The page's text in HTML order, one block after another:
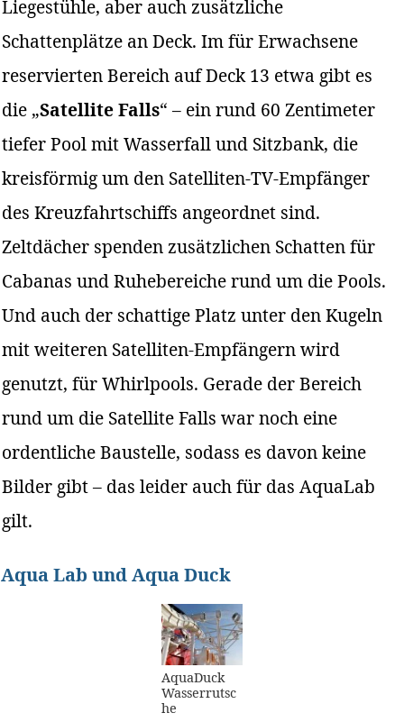
Liegestühle, aber auch zusätzliche
Schattenplätze an Deck. Im für Erwachsene
reservierten Bereich auf Deck 13 etwa gibt es
die „Satellite Falls“ – ein rund 60 Zentimeter
tiefer Pool mit Wasserfall und Sitzbank, die
kreisförmig um den Satelliten-TV-Empfänger
des Kreuzfahrtschiffs angeordnet sind.
Zeltdächer spenden zusätzlichen Schatten für
Cabanas und Ruhebereiche rund um die Pools.
Und auch der schattige Platz unter den Kugeln
mit weiteren Satelliten-Empfängern wird
genutzt, für Whirlpools. Gerade der Bereich
rund um die Satellite Falls war noch eine
ordentliche Baustelle, sodass es davon keine
Bilder gibt – das leider auch für das AquaLab
gilt.
Aqua Lab und Aqua Duck
AquaDuck
Wasserrutsc
he